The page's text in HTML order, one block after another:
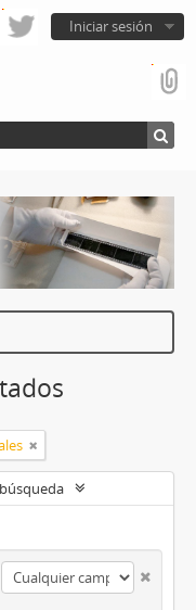
Iniciar sesión